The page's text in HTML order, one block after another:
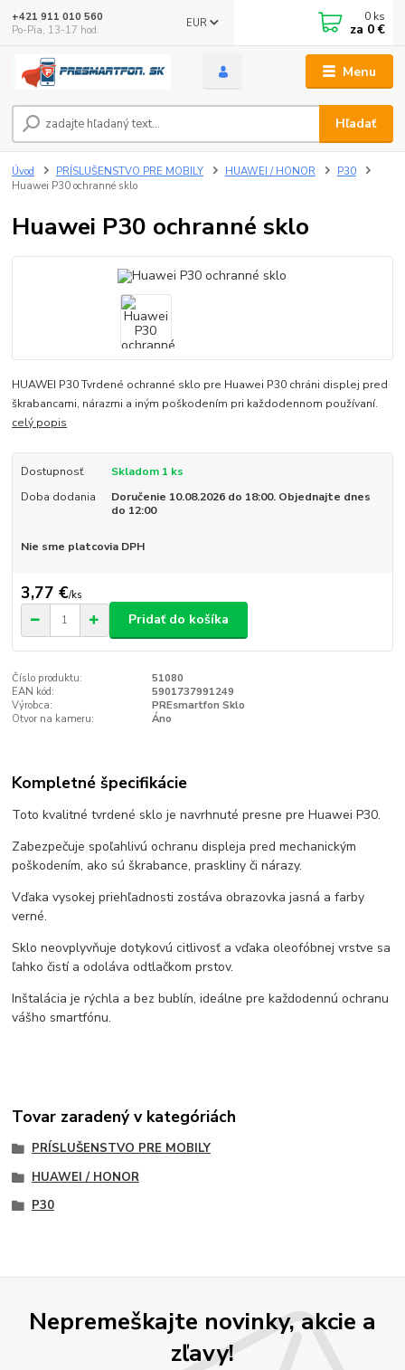
Menu
EUR
Hľadať
+421 911 010 560
Po-Pia, 13-17 hod.
0 ks
za 0 €
Úvod PRÍSLUŠENSTVO PRE MOBILY HUAWEI / HONOR
P30
Huawei P30 ochranné sklo
Huawei P30 ochranné sklo
HUAWEI P30 Tvrdené ochranné sklo pre Huawei P30 chráni displej pred
škrabancami, nárazmi a iným poškodením pri každodennom používaní.
celý popis
Dostupnosť
Skladom 1 ks
Doba dodania
Doručenie 10.08.2026 do 18:00. Objednajte dnes
do 12:00
Nie sme platcovia DPH
3,77 €/ks
Pridať do košíka
Číslo produktu:
51080
EAN kód:
5901737991249
Výrobca:
PREsmartfon Sklo
Otvor na kameru:
Áno
Kompletné špecifikácie
Toto kvalitné tvrdené sklo je navrhnuté presne pre Huawei P30.
Zabezpečuje spoľahlivú ochranu displeja pred mechanickým
poškodením, ako sú škrabance, praskliny či nárazy.
Vďaka vysokej priehľadnosti zostáva obrazovka jasná a farby
verné.
Sklo neovplyvňuje dotykovú citlivosť a vďaka oleofóbnej vrstve sa
ľahko čistí a odoláva odtlačkom prstov.
Inštalácia je rýchla a bez bublín, ideálne pre každodennú ochranu
vášho smartfónu.
Tovar zaradený v kategóriách
PRÍSLUŠENSTVO PRE MOBILY
HUAWEI / HONOR
P30
Nepremeškajte novinky, akcie a
zľavy!